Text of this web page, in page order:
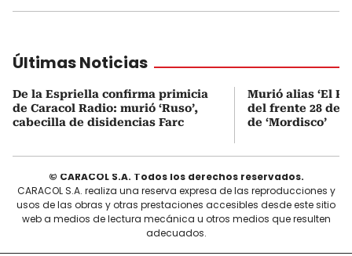
Últimas Noticias
De la Espriella confirma primicia
de Caracol Radio: murió ‘Ruso’,
cabecilla de disidencias Farc
Murió alias ‘El
del frente 28 de
de ‘Mordisco’
© CARACOL S.A. Todos los derechos reservados.
CARACOL S.A. realiza una reserva expresa de las reproducciones y
usos de las obras y otras prestaciones accesibles desde este sitio
web a medios de lectura mecánica u otros medios que resulten
adecuados.